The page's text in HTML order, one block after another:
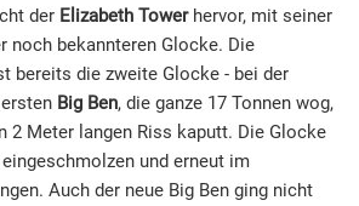
der Elizabeth Towerhervor, mit seiner
noch bekannteren Glocke. Die
bereits die zweite Glocke - bei der
Big Ben, die ganze 17 Tonnen wog,
2 Meter langen Riss kaputt. Die Glocke
und erneut im
Auch der neue Big Ben ging nicht